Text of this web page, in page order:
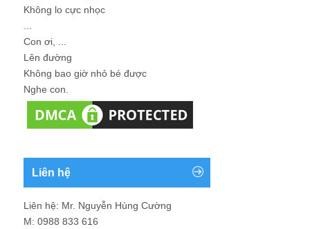
Không lo cực nhọc
Con ơi, ...
Lên đường
Không bao giờ nhỏ bé được
Nghe con.
Liên hệ
Liên hệ: Mr. Nguyễn Hùng Cường
M: 0988 833 616